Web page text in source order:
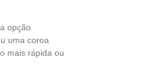
opção
uma coroa
mais rápida ou